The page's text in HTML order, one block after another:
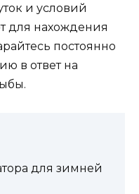
и условий
для нахождения
постоянно
в ответ на
для зимней